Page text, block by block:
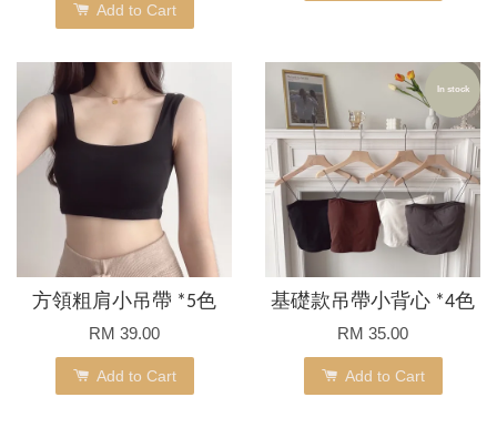
Add to Cart
方領粗肩小吊帶 *5色
RM 39.00
Add to Cart
In stock
基礎款吊帶小背心 *4色
RM 35.00
Add to Cart